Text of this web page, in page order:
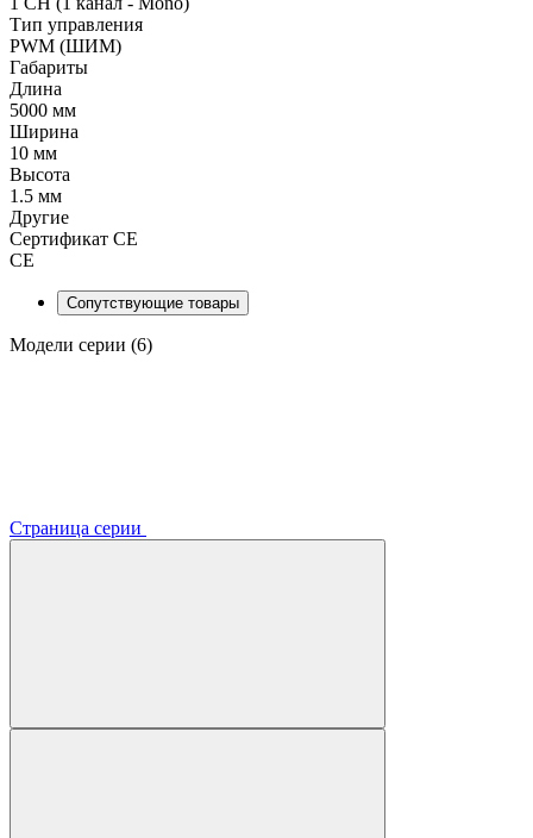
Тип управления
PWM (ШИМ)
Габариты
Длина
5000 мм
Ширина
10 мм
Высота
1.5 мм
Другие
Сертификат CE
CE
Сопутствующие товары
Модели серии (6)
Страница серии